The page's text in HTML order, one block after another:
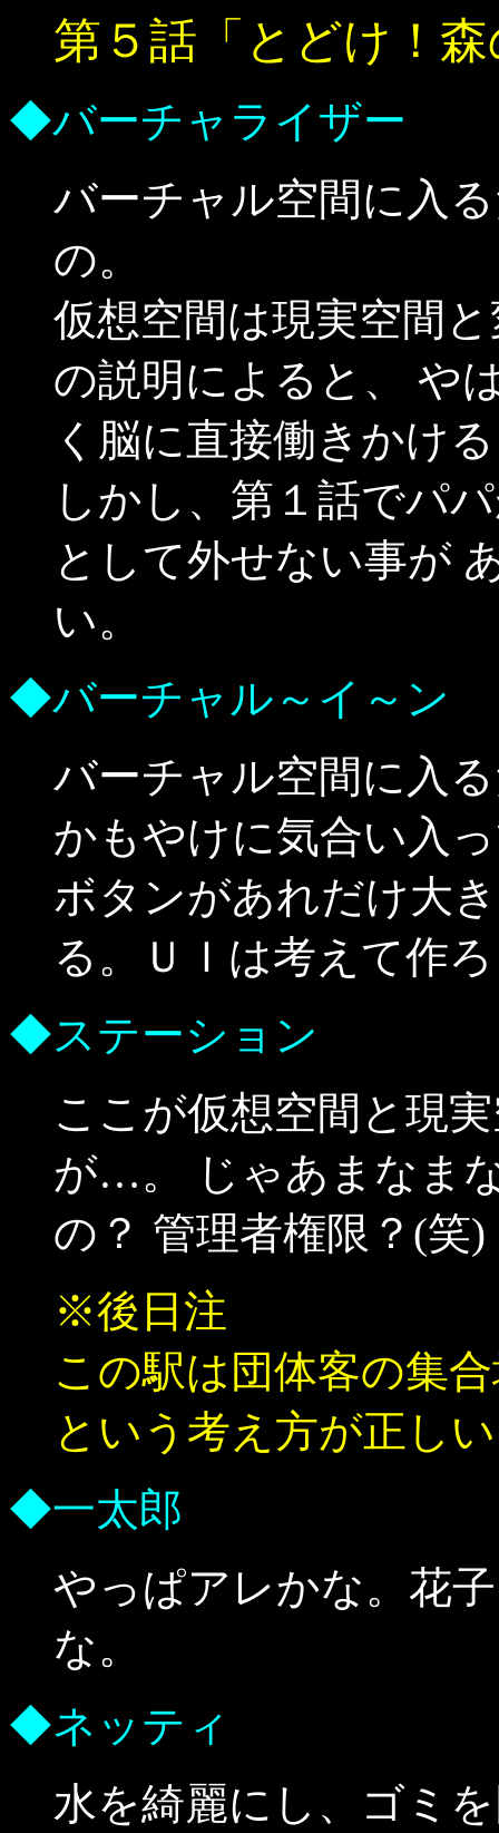
第５話「とどけ！
◆バーチャライザー
バーチャル空間に入
の。
仮想空間は現実空間
の説明によると、 や
く脳に直接働きかけ
しかし、第１話でパ
として外せない事が
い。
◆バーチャル～イ～ン
バーチャル空間に入
かもやけに気合い入
ボタンがあれだけ大
る。ＵＩは考えて作
◆ステーション
ここが仮想空間と現
が…。 じゃあまなま
の？ 管理者権限？(笑)
※後日注
この駅は団体客の集
という考え方が正し
◆一太郎
やっぱアレかな。花
な。
◆ネッティ
水を綺麗にし、ゴミ